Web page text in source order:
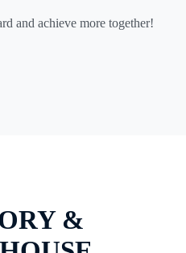
and achieve more together!
&